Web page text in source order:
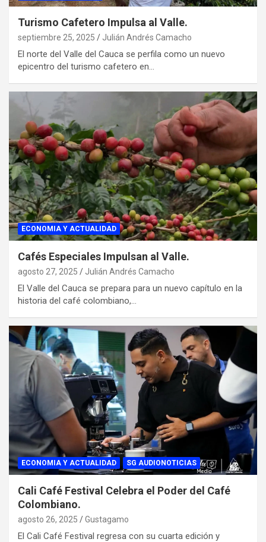
Turismo Cafetero Impulsa al Valle.
septiembre 25, 2025 Julián Andrés Camacho
El norte del Valle del Cauca se perfila como un nuevo
epicentro del turismo cafetero en…
ECONOMIA Y ACTUALIDAD
Cafés Especiales Impulsan al Valle.
agosto 27, 2025 Julián Andrés Camacho
El Valle del Cauca se prepara para un nuevo capítulo en la
historia del café colombiano,…
ECONOMIA Y ACTUALIDAD SG AUDIONOTICIAS
Cali Café Festival Celebra el Poder del Café
Colombiano.
agosto 26, 2025 Gustagamo
El Cali Café Festival regresa con su cuarta edición y